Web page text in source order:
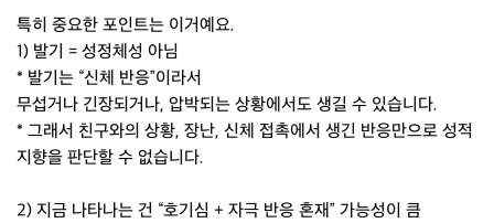
특히 중요한 포인트는 이거예요.
1) 발기 = 성정체성 아님
* 발기는 “신체 반응”이라서
무섭거나 긴장되거나, 압박되는 상황에서도 생길 수 있습니다.
* 그래서 친구와의 상황, 장난, 신체 접촉에서 생긴 반응만으로 성적
지향을 판단할 수 없습니다.
2) 지금 나타나는 건 “호기심 + 자극 반응 혼재” 가능성이 큼